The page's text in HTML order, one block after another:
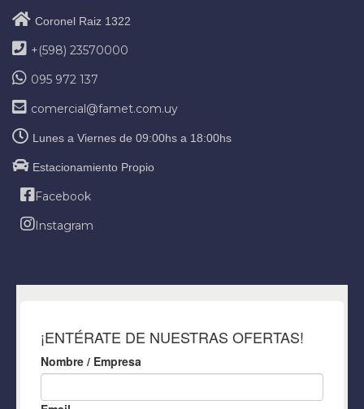
Coronel Raiz 1322
+(598) 23570000
095 972 137
comercial@famet.com.uy
Lunes a Viernes de 09:00hs a 18:00hs
Estacionamiento Propio
Facebook
Instagram